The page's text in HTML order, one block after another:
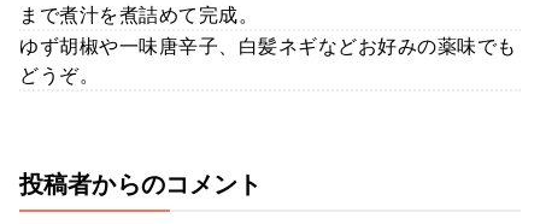
まで煮汁を煮詰めて完成。
ゆず胡椒や一味唐辛子、白髪ネギなどお好みの薬味でも
どうぞ。
投稿者からのコメント